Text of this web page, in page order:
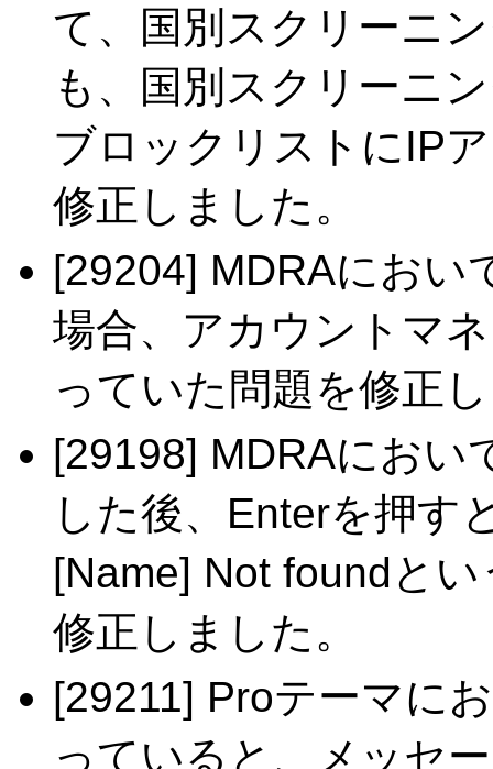
て、国別スクリーニ
も、国別スクリーニ
ブロックリストにIP
修正しました。
[29204] MDRAにおい
場合、アカウントマ
っていた問題を修正
[29198] MDRAにおい
した後、Enterを押す
[Name] Not foundと
修正しました。
[29211] Proテーマに
っていると、メッセ